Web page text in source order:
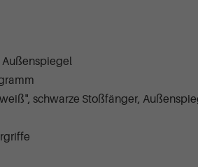
Außenspiegel
schwarze Stoßfänger,